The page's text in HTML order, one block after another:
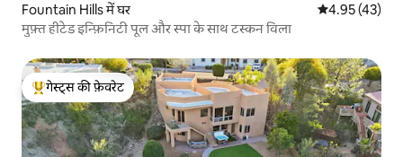
Fountain Hills में घर औसत रेटिंग 5 में
4.95 (43)
मुफ़्त हीटेड इन्फ़िनिटी पूल और स्पा के साथ टस्कन विला
गेस्ट्स का टॉप फ़ेवरेट
गेस्ट्स की फ़ेवरेट